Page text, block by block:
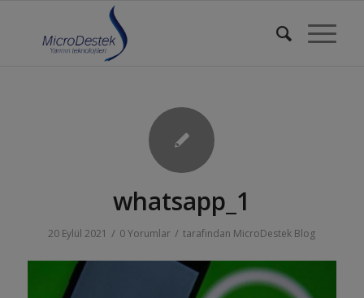
whatsapp_1
20 Eylül 2021 / 0 Yorumlar / tarafından MicroDestek Blog